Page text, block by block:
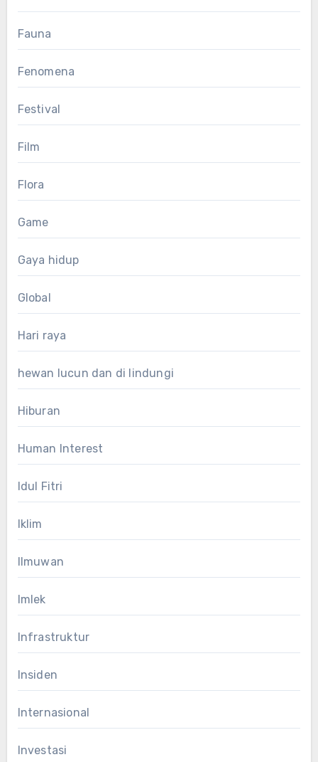
Fauna
Fenomena
Festival
Film
Flora
Game
Gaya hidup
Global
Hari raya
hewan lucun dan di lindungi
Hiburan
Human Interest
Idul Fitri
Iklim
Ilmuwan
Imlek
Infrastruktur
Insiden
Internasional
Investasi